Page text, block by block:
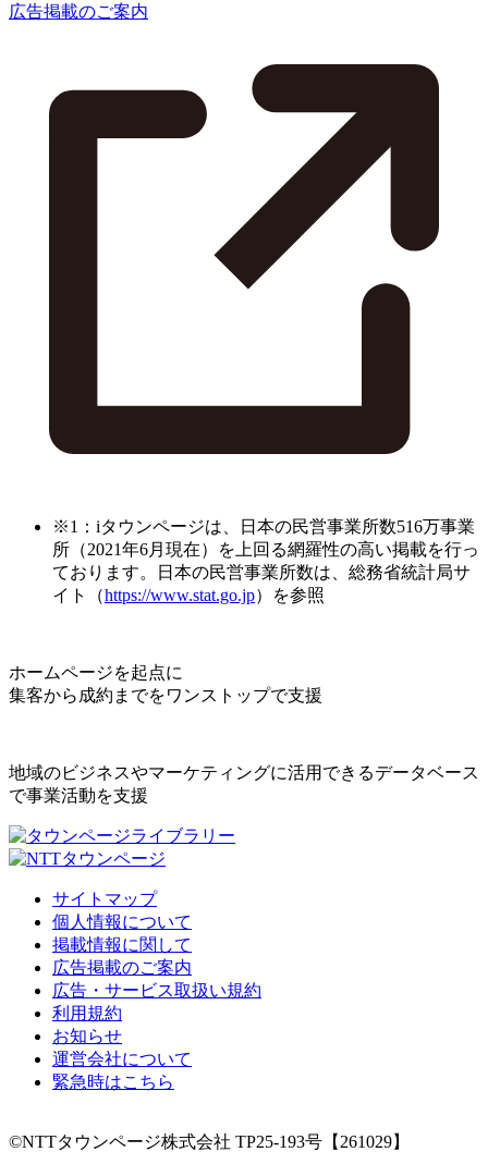
広告掲載のご案内
※1：iタウンページは、日本の民営事業所数516万事業
所（2021年6月現在）を上回る網羅性の高い掲載を行っ
ております。日本の民営事業所数は、総務省統計局サ
イト（https://www.stat.go.jp）を参照
ホームページを起点に
集客から成約までをワンストップで支援
地域のビジネスやマーケティングに活用できるデータベース
で事業活動を支援
サイトマップ
個人情報について
掲載情報に関して
広告掲載のご案内
広告・サービス取扱い規約
利用規約
お知らせ
運営会社について
緊急時はこちら
©NTTタウンページ株式会社 TP25-193号【261029】